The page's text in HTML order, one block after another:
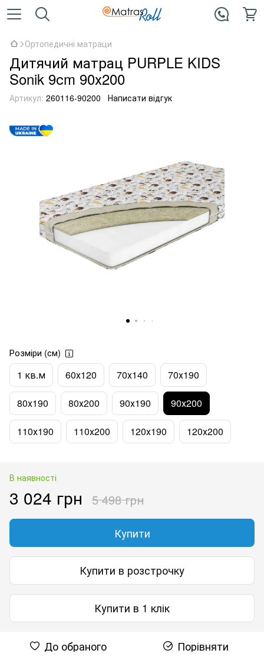
Ортопедичні матраци
Дитячий матрац PURPLE KIDS
Sonik 9сm 90х200
Артикул: 260116-90200 Написати відгук
Розміри (см)
1 кв.м 60х120 70х140 70х190
80х190 80х200 90х190 90х200
110х190 110х200 120х190 120х200
В наявності
3 024 грн 5 498 грн
Купити
Купити в розстрочку
Купити в 1 клік
До обраного Порівняти